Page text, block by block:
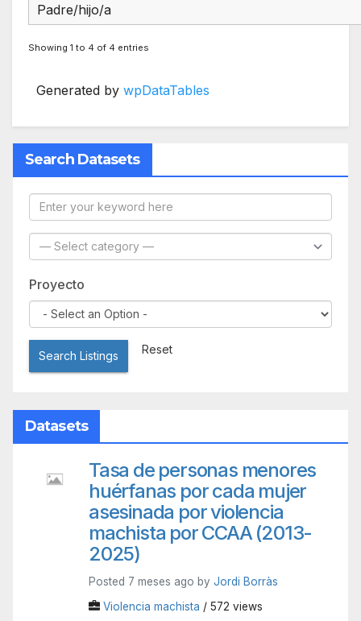
Padre/hijo/a
Showing 1 to 4 of 4 entries
Generated by wpDataTables
Search Datasets
Proyecto
Search Listings Reset
Datasets
Tasa de personas menores
huérfanas por cada mujer
asesinada por violencia
machista por CCAA (2013-
2025)
Posted 7 meses ago by Jordi Borràs
Violencia machista / 572 views